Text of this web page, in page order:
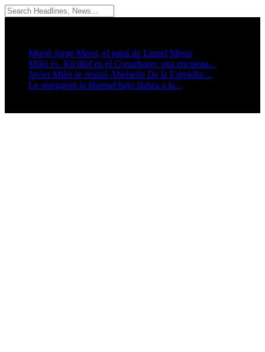
Murió Jorge Messi, el papá de Lionel Messi
Milei vs. Kicillof en el Conurbano: una encuesta...
Javier Milei se reunió Abelardo De la Espriella:...
Le otorgaron la libertad bajo fianza a la...